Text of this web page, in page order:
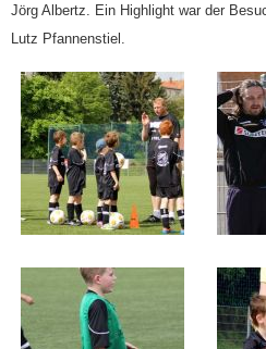
Jörg Albertz. Ein Highlight war der
Lutz Pfannenstiel.